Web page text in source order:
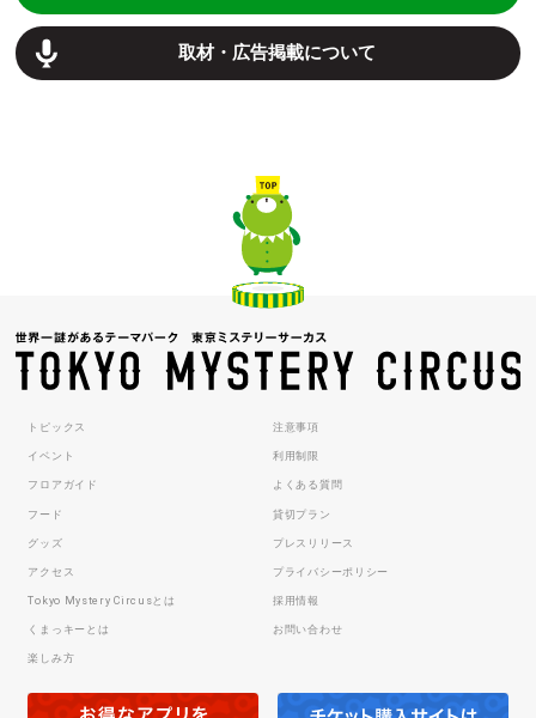
取材・広告掲載について
トピックス
イベント
フロアガイド
フード
グッズ
アクセス
Tokyo Mystery Circusとは
くまっキーとは
楽しみ方
注意事項
利用制限
よくある質問
貸切プラン
プレスリリース
プライバシーポリシー
採用情報
お問い合わせ